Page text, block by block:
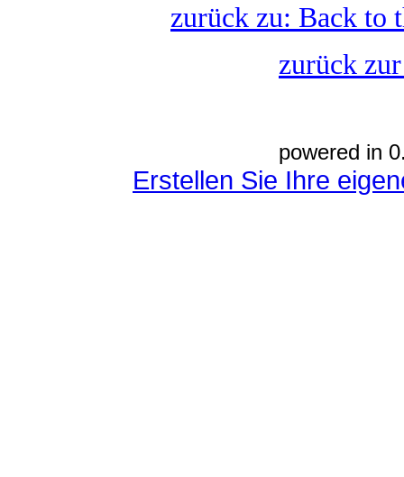
zurück zu: Back to
zurück
powered in
Erstellen Sie Ihre